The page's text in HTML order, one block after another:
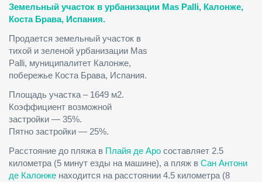
Земельный участок в урбанизации Mas Palli, Калонже,
Коста Брава, Испания.
Продается земельный участок в
тихой и зеленой урбанизации Mas
Palli, муниципалитет Калонже,
побережье Коста Брава, Испания.
Площадь участка – 1649 м2.
Коэффициент возможной
застройки — 35%.
Пятно застройки — 25%.
Расстояние до пляжа в Плайя де Аро составляет 2.5
километра (5 минут езды на машине), а пляж в Сан Антони
де Калонже находится на расстоянии 4.5 километра (8